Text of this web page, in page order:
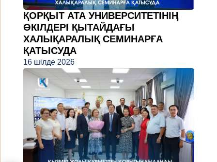
ҚОРҚЫТ АТА УНИВЕРСИТЕТІНІҢ
ӨКІЛДЕРІ ҚЫТАЙДАҒЫ
ХАЛЫҚАРАЛЫҚ СЕМИНАРҒА
ҚАТЫСУДА
16 шілде 2026